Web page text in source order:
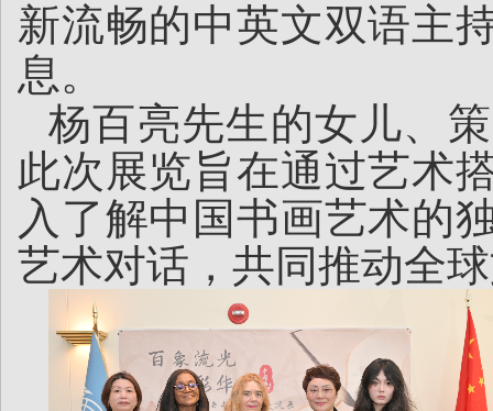
新流畅的中英文双语主
息。
杨百亮先生的女儿、
此次展览旨在通过艺术
入了解中国书画艺术的
艺术对话，共同推动全